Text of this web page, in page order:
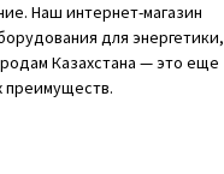
Наш интернет-магазин
для энергетики,
Казахстана — это еще
преимуществ.